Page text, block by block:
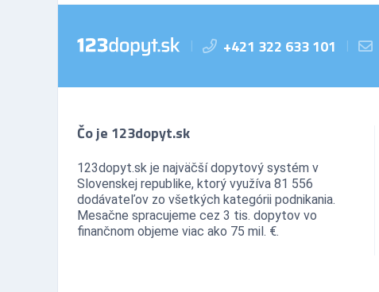
+421 322 633 101
Čo je 123dopyt.sk
123dopyt.sk je najväčší dopytový systém v
Slovenskej republike, ktorý využíva 81 556
dodávateľov zo všetkých kategórii podnikania.
Mesačne spracujeme cez 3 tis. dopytov vo
finančnom objeme viac ako 75 mil. €.